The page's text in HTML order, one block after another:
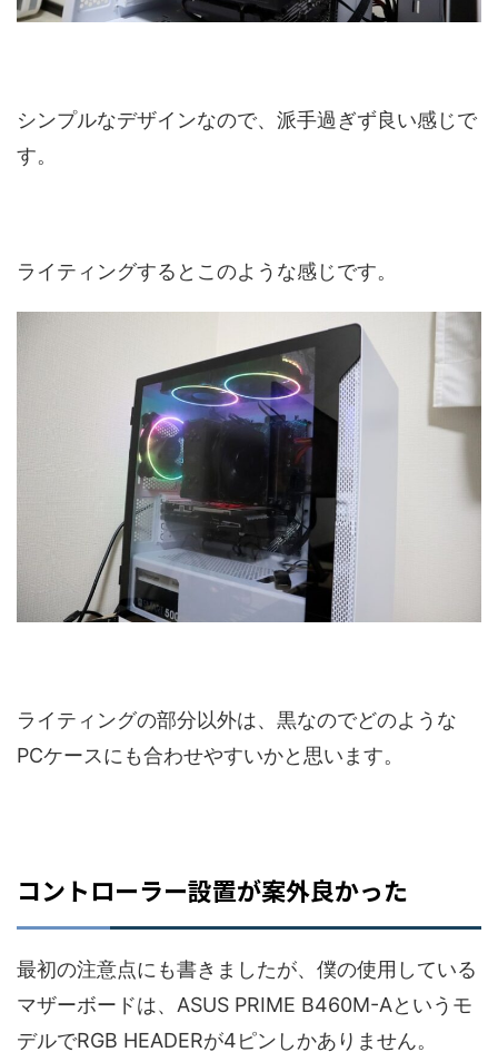
シンプルなデザインなので、派手過ぎず良い感じで
す。
ライティングするとこのような感じです。
ライティングの部分以外は、黒なのでどのような
PCケースにも合わせやすいかと思います。
コントローラー設置が案外良かった
最初の注意点にも書きましたが、僕の使用している
マザーボードは、ASUS PRIME B460M-Aというモ
デルでRGB HEADERが4ピンしかありません。